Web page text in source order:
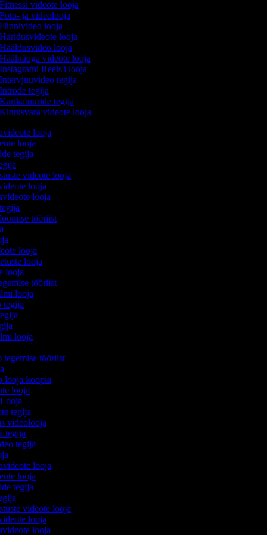
videote looja
ja videolooja
looja
looja
looja
videote looja
Reels'i looja
tegija
tegija
tegija
videote looja
looja
looja
tegija
videote looja
looja
looja
tööriist
looja
looja
looja
tööriist
looja
tegija
looja
tegemise tööriist
looja koopia
looja
tegija
videolooja
tegija
tegija
looja
looja
tegija
videote looja
looja
looja